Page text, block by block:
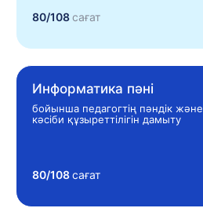
80/108сағат
Информатика пәні
бойынша педагогтің пәндік және
кәсіби құзыреттілігін дамыту
80/108сағат